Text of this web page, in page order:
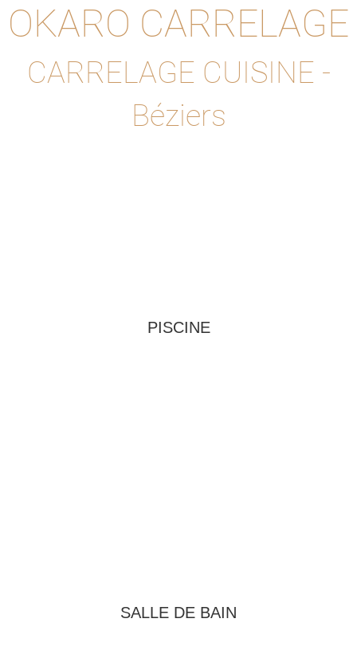
OKARO CARRELAGE
CARRELAGE CUISINE -
Béziers
PISCINE
SALLE DE BAIN